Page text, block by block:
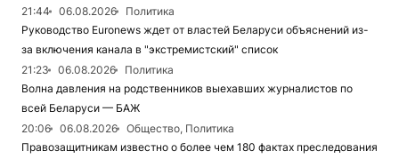
21:44 06.08.2026
Политика
Руководство Euronews ждет от властей Беларуси объяснений из-
за включения канала в "экстремистский" список
21:23
06.08.2026
Политика
Волна давления на родственников выехавших журналистов по
всей Беларуси — БАЖ
20:06
06.08.2026
Общество, Политика
Правозащитникам известно о более чем 180 фактах преследования